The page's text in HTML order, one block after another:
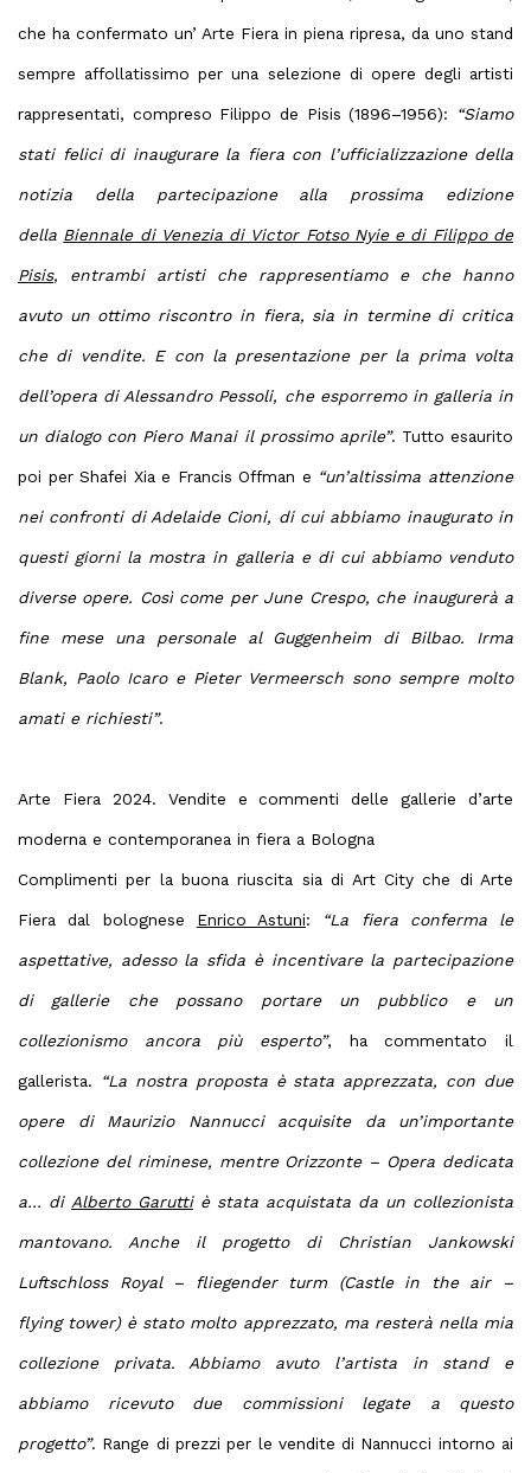
che ha confermato un’ Arte Fiera in piena ripresa, da uno stand
sempre affollatissimo per una selezione di opere degli artisti
rappresentati, compreso Filippo de Pisis (1896–1956): “Siamo
stati felici di inaugurare la fiera con l’ufficializzazione della
notizia della partecipazione alla prossima edizione
della Biennale di Venezia di Victor Fotso Nyie e di Filippo de
Pisis, entrambi artisti che rappresentiamo e che hanno
avuto un ottimo riscontro in fiera, sia in termine di critica
che di vendite. E con la presentazione per la prima volta
dell’opera di Alessandro Pessoli, che esporremo in galleria in
un dialogo con Piero Manai il prossimo aprile”. Tutto esaurito
poi per Shafei Xia e Francis Offman e “un’altissima attenzione
nei confronti di Adelaide Cioni, di cui abbiamo inaugurato in
questi giorni la mostra in galleria e di cui abbiamo venduto
diverse opere. Così come per June Crespo, che inaugurerà a
fine mese una personale al Guggenheim di Bilbao. Irma
Blank, Paolo Icaro e Pieter Vermeersch sono sempre molto
amati e richiesti”.
Arte Fiera 2024. Vendite e commenti delle gallerie d’arte
moderna e contemporanea in fiera a Bologna
Complimenti per la buona riuscita sia di Art City che di Arte
Fiera dal bolognese Enrico Astuni: “La fiera conferma le
aspettative, adesso la sfida è incentivare la partecipazione
di gallerie che possano portare un pubblico e un
collezionismo ancora più esperto”, ha commentato il
gallerista. “La nostra proposta è stata apprezzata, con due
opere di Maurizio Nannucci acquisite da un’importante
collezione del riminese, mentre Orizzonte – Opera dedicata
a… di Alberto Garuttiè stata acquistata da un collezionista
mantovano. Anche il progetto di Christian Jankowski
Luftschloss Royal – fliegender turm (Castle in the air –
flying tower) è stato molto apprezzato, ma resterà nella mia
collezione privata. Abbiamo avuto l’artista in stand e
abbiamo ricevuto due commissioni legate a questo
progetto”. Range di prezzi per le vendite di Nannucci intorno ai